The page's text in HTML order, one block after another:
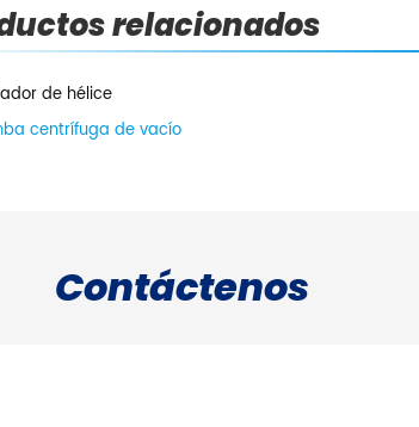
relacionados
de hélice
centrífuga de vacío
Contáctenos